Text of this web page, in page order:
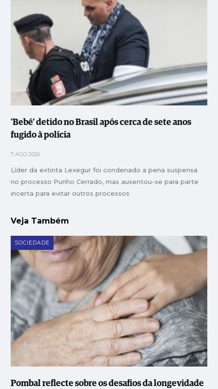
'Bebé' detido no Brasil após cerca de sete anos
fugido à polícia
7 AGO 2026
Líder da extinta Lexegur foi condenado a pena suspensa
no processo Punho Cerrado, mas ausentou-se para parte
incerta para evitar outros processos
Veja Também
SOCIEDADE
Pombal reflecte sobre os desafios da longevidade